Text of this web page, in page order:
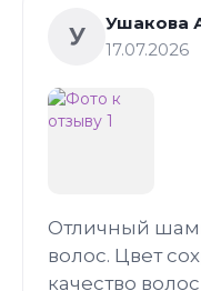
У
Ушакова
17.07.2026
Отличный
волос. Цвет
качество